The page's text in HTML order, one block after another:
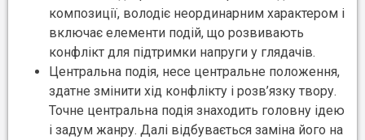
композиції, володіє неординарним характером і
включає елементи подій, що розвивають
конфлікт для підтримки напруги у глядачів.
Центральна подія, несе центральне положення,
здатне змінити хід конфлікту і розв’язку твору.
Точне центральна подія знаходить головну ідею
і задум жанру. Далі відбувається заміна його на